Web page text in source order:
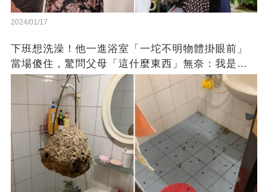
2024/01/17
下班想洗澡！他一進浴室「一坨不明物體掛眼前」
當場傻住，驚問父母「這什麼東西」無奈：我是親
生的嗎？